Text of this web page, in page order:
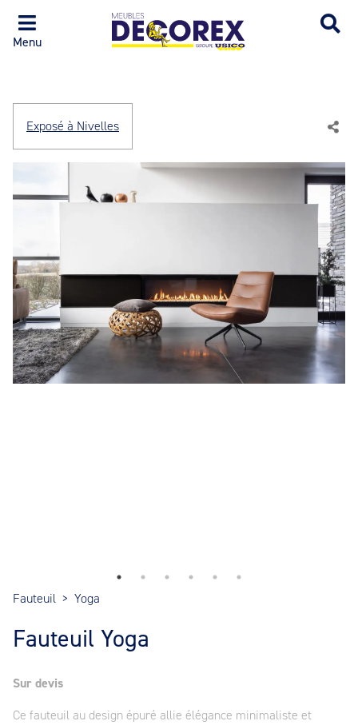
Menu
Exposé à Nivelles
Fauteuil > Yoga
Fauteuil Yoga
Sur devis
Ce fauteuil au design épuré allie élégance minimaliste et